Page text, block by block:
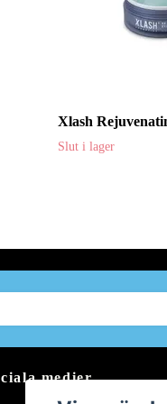
Xlash
Slut i lager
medier